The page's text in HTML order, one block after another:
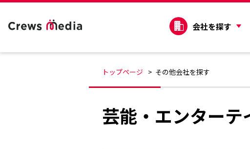
会社を探す
トップページ その他会社を探す
芸能・エンター